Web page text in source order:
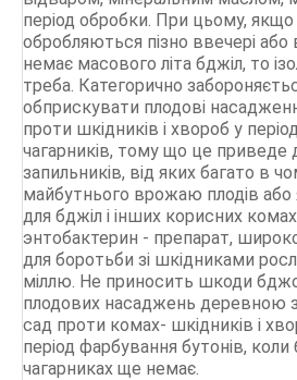
період обробки. При цьому,
обробляються пізно ввечері або
немає масового літа бджіл, то
треба. Категорично
обприскувати плодові
проти шкідників і хвороб у
чагарників, тому що це приведе
запильників, від яких багато в
майбутнього врожаю плодів або
для бджіл і інших корисних
энтобактерин - препарат,
для боротьби зі шкідниками
міллю. Не приносить шкоди
плодових насаджень деревною
сад проти комах- шкідників і
період фарбування бутонів, коли
чагарниках ще немає.